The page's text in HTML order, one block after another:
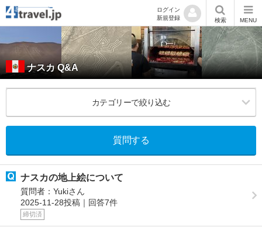
ログイン
新規登録
検索 MENU
ナスカ Q&A
カテゴリーで絞り込む
質問する
ナスカの地上絵について
質問者：Yukiさん
2025-11-28投稿｜回答7件
締切済